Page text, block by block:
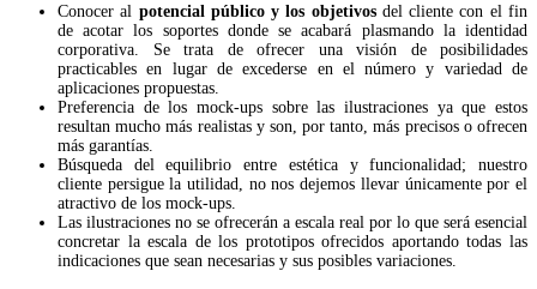
Conocer al potencial público y los objetivosdel cliente con el fin
de acotar los soportes donde se acabará plasmando la identidad
corporativa. Se trata de ofrecer una visión de posibilidades
practicables en lugar de excederse en el número y variedad de
aplicaciones propuestas.
Preferencia de los mock-ups sobre las ilustraciones ya que estos
resultan mucho más realistas y son, por tanto, más precisos o ofrecen
más garantías.
Búsqueda del equilibrio entre estética y funcionalidad; nuestro
cliente persigue la utilidad, no nos dejemos llevar únicamente por el
atractivo de los mock-ups.
Las ilustraciones no se ofrecerán a escala real por lo que será esencial
concretar la escala de los prototipos ofrecidos aportando todas las
indicaciones que sean necesarias y sus posibles variaciones.